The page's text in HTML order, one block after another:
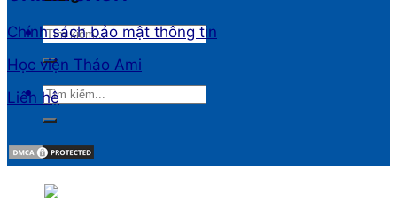
Chính sách bảo mật thông tin
Học viện Thảo Ami
Liên hệ